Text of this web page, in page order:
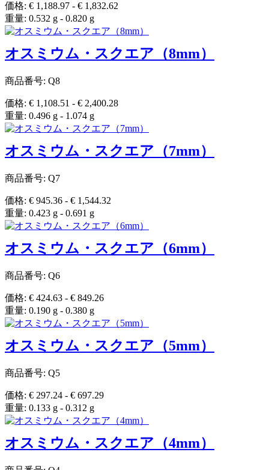
価格: € 1,188.97 - € 1,832.62
重量: 0.532 g - 0.820 g
オスミウム・スクエア（8mm）
商品番号: Q8
価格: € 1,108.51 - € 2,400.28
重量: 0.496 g - 1.074 g
オスミウム・スクエア（7mm）
商品番号: Q7
価格: € 945.36 - € 1,544.32
重量: 0.423 g - 0.691 g
オスミウム・スクエア（6mm）
商品番号: Q6
価格: € 424.63 - € 849.26
重量: 0.190 g - 0.380 g
オスミウム・スクエア（5mm）
商品番号: Q5
価格: € 297.24 - € 697.29
重量: 0.133 g - 0.312 g
オスミウム・スクエア（4mm）